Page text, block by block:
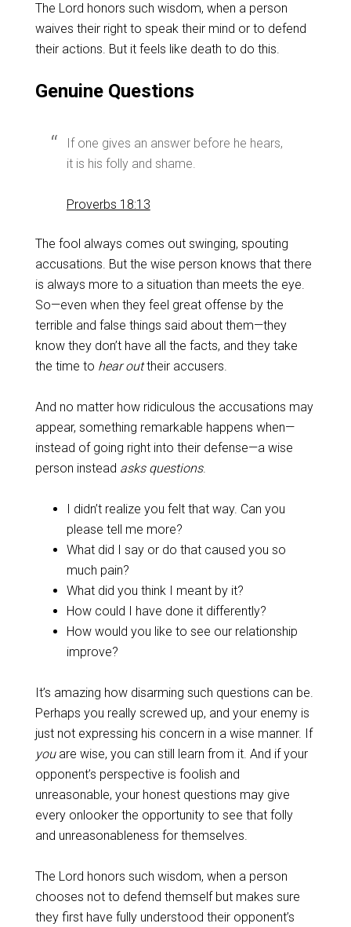
The Lord honors such wisdom, when a person
waives their right to speak their mind or to defend
their actions. But it feels like death to do this.
Genuine Questions
If one gives an answer before he hears,
it is his folly and shame.
Proverbs 18:13
The fool always comes out swinging, spouting
accusations. But the wise person knows that there
is always more to a situation than meets the eye.
So—even when they feel great offense by the
terrible and false things said about them—they
know they don’t have all the facts, and they take
the time to hear outtheir accusers.
And no matter how ridiculous the accusations may
appear, something remarkable happens when—
instead of going right into their defense—a wise
person instead asks questions.
I didn’t realize you felt that way. Can you
please tell me more?
What did I say or do that caused you so
much pain?
What did you think I meant by it?
How could I have done it differently?
How would you like to see our relationship
improve?
It’s amazing how disarming such questions can be.
Perhaps you really screwed up, and your enemy is
just not expressing his concern in a wise manner. If
youare wise, you can still learn from it. And if your
opponent’s perspective is foolish and
unreasonable, your honest questions may give
every onlooker the opportunity to see that folly
and unreasonableness for themselves.
The Lord honors such wisdom, when a person
chooses not to defend themself but makes sure
they first have fully understood their opponent’s